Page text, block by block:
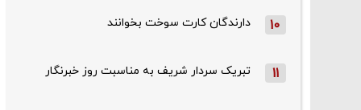
10 دارندگان کارت سوخت بخوانند
11 تبریک سردار شریف به مناسبت روز خبرنگار